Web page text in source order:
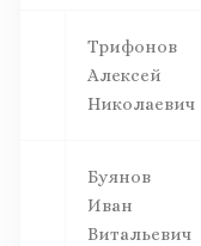
Трифонов
Алексей
Николаевич
Буянов
Иван
Витальевич